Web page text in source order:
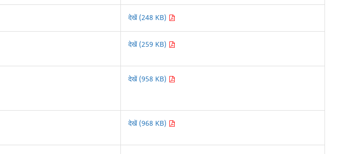
देखें (248 KB)
देखें (259 KB)
देखें (958 KB)
देखें (968 KB)